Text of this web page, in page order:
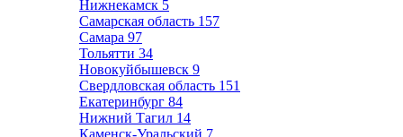
Нижнекамск 5
Самарская область 157
Самара 97
Тольятти 34
Новокуйбышевск 9
Свердловская область 151
Екатеринбург 84
Нижний Тагил 14
Каменск-Уральский 7